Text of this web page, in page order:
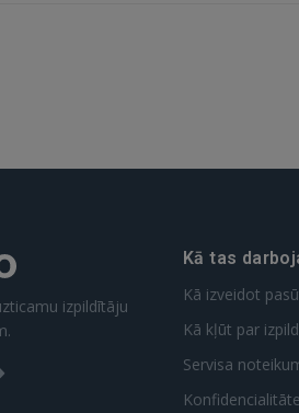
izpildītāju
Kā tas
Kā izveidot
Kā kļūt par
Servisa